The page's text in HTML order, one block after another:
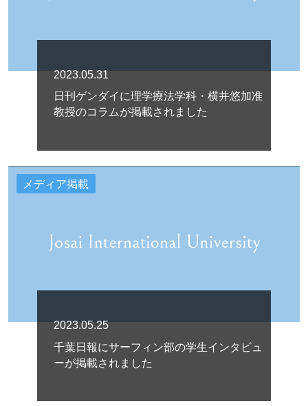
2023.05.31
日刊ゲンダイに理学療法学科・横井悠加准
教授のコラムが掲載されました
メディア掲載
2023.05.25
千葉日報にサーフィン部の学生インタビュ
ーが掲載されました